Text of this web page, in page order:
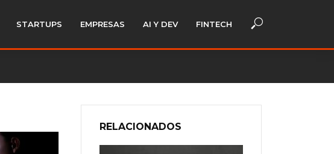
STARTUPS EMPRESAS AI Y DEV FINTECH
RELACIONADOS